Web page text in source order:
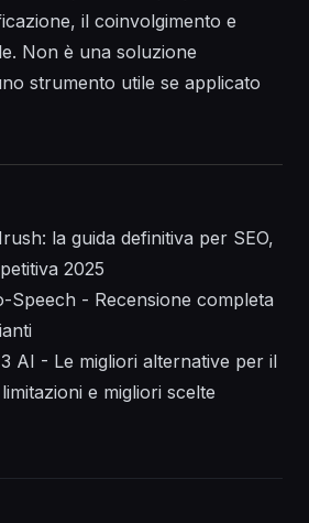
il coinvolgimento e
Non è una soluzione
strumento utile se applicato
la guida definitiva per SEO,
2025
Speech - Recensione completa
AI - Le migliori alternative per il
e migliori scelte